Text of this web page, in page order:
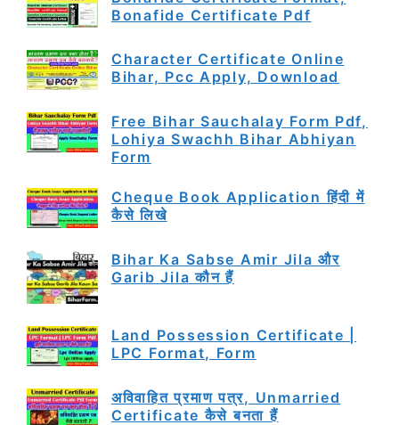
Bonafide Certificate Pdf
Character Certificate Online
Bihar, Pcc Apply, Download
Free Bihar Sauchalay Form Pdf,
Lohiya Swachh Bihar Abhiyan
Form
Cheque Book Application हिंदी में
कैसे लिखे
Bihar Ka Sabse Amir Jila और
Garib Jila कौन हैं
Land Possession Certificate |
LPC Format, Form
अविवाहित प्रमाण पत्र, Unmarried
Certificate कैसे बनता हैं